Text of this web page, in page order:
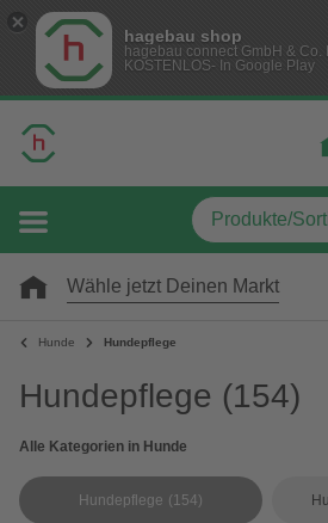
hagebau shop
hagebau connect GmbH & Co.
KOSTENLOS- In Google Play
Wähle jetzt Deinen Markt
Hunde Hundepflege
Hundepflege (154)
Alle Kategorien in Hunde
Hundepflege (154)